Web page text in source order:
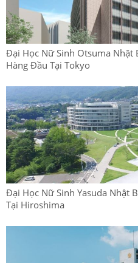
Đại Học Nữ Sinh Otsuma Nhật
Hàng Đầu Tại Tokyo
Đại Học Nữ Sinh Yasuda Nhật
Tại Hiroshima